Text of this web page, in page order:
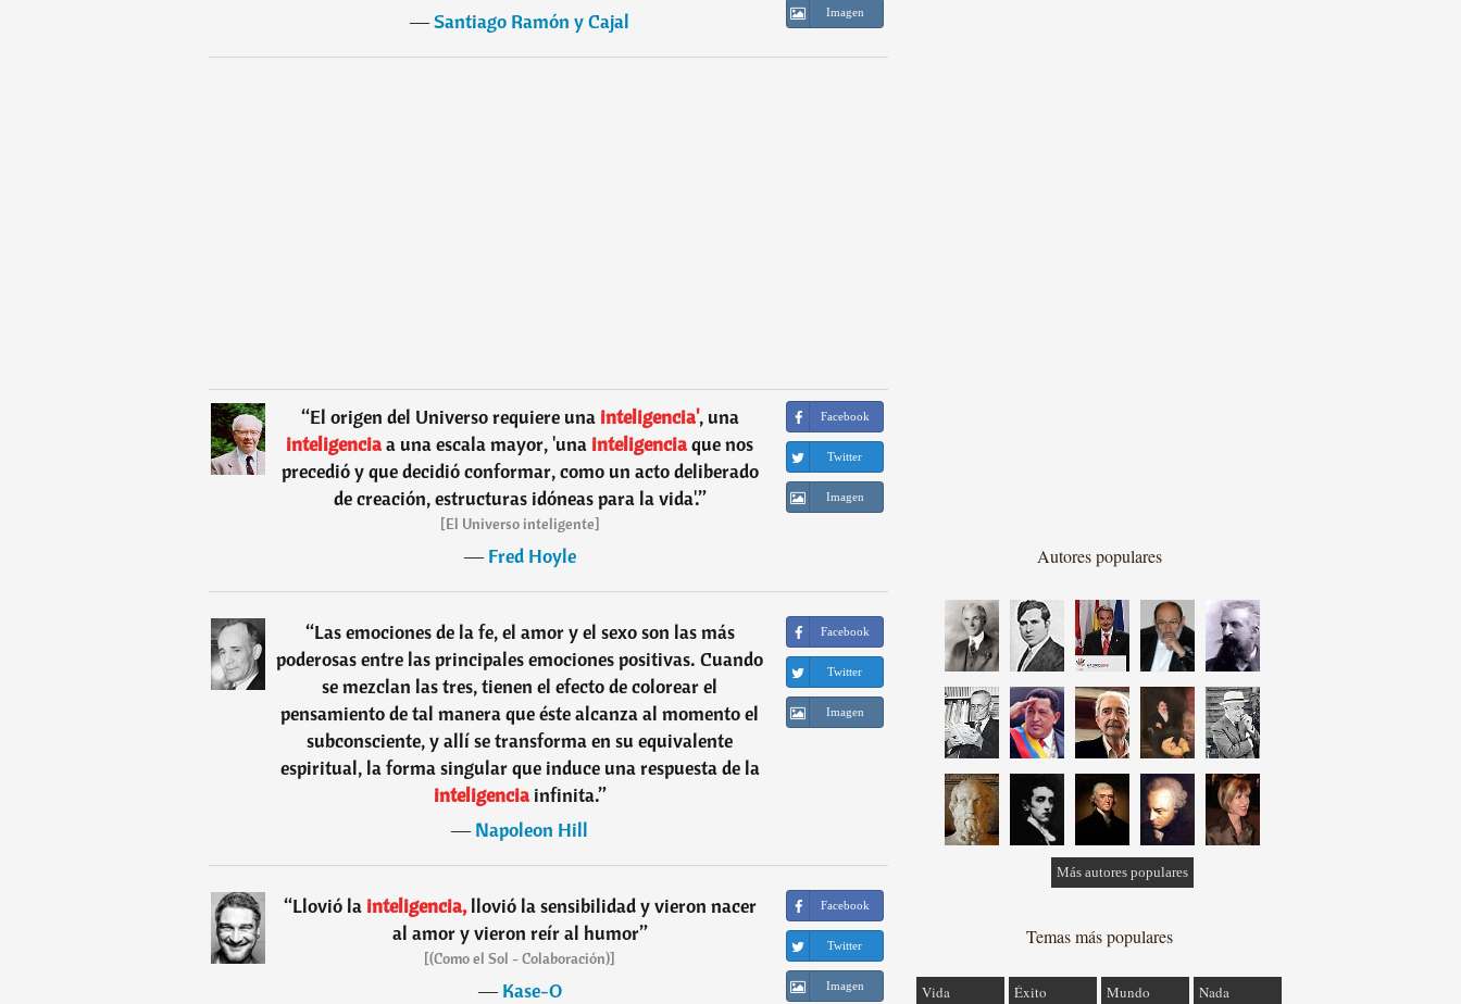
―Santiago Ramón y Cajal Imagen
“El origen del Universo requiere unainteligencia', una
inteligenciaa una escala mayor, 'una inteligenciaque nos
precedió y que decidió conformar, como un acto deliberado
de creación, estructuras idóneas para la vida'.”
[El Universo inteligente]
―Fred Hoyle
Facebook
Twitter
Imagen
“Las emociones de la fe, el amor y el sexo son las más
poderosas entre las principales emociones positivas. Cuando
se mezclan las tres, tienen el efecto de colorear el
pensamiento de tal manera que éste alcanza al momento el
subconsciente, y allí se transforma en su equivalente
espiritual, la forma singular que induce una respuesta de la
inteligencia infinita.”
―Napoleon Hill
Facebook
Twitter
Imagen
“Llovió lainteligencia,llovió la sensibilidad y vieron nacer
al amor y vieron reír al humor”
[(Como el Sol - Colaboración)]
―Kase-O
Facebook
Twitter
Imagen
Autores populares
Más autores populares
Temas más populares
Vida Éxito Mundo
Nada